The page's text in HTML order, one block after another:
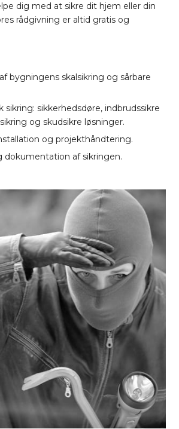
dig med at sikre dit hjem eller din
rådgivning er altid gratis og
bygningens skalsikring og sårbare
sikring: sikkerhedsdøre, indbrudssikre
og skudsikre løsninger.
og projekthåndtering.
dokumentation af sikringen.